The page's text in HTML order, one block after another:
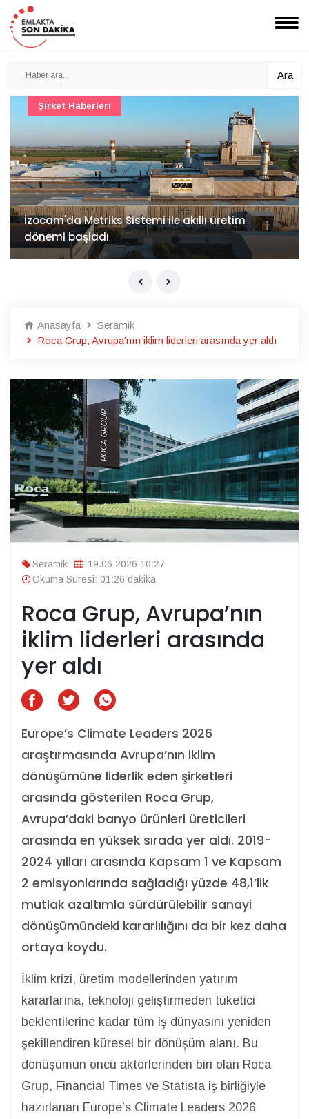
Ara
İzocam'da Metriks Sistemi ile akıllı üretim
dönemi başladı
Şirket Haberleri
Anasayfa
Seramik
Roca Grup, Avrupa’nın iklim liderleri arasında yer aldı
Seramik
19.06.2026 10:27
Okuma Süresi: 01:26 dakika
Roca Grup, Avrupa’nın
iklim liderleri arasında
yer aldı
Europe’s Climate Leaders 2026
araştırmasında Avrupa’nın iklim
dönüşümüne liderlik eden şirketleri
arasında gösterilen Roca Grup,
Avrupa’daki banyo ürünleri üreticileri
arasında en yüksek sırada yer aldı. 2019-
2024 yılları arasında Kapsam 1 ve Kapsam
2 emisyonlarında sağladığı yüzde 48,1’lik
mutlak azaltımla sürdürülebilir sanayi
dönüşümündeki kararlılığını da bir kez daha
ortaya koydu.
İklim krizi, üretim modellerinden yatırım
kararlarına, teknoloji geliştirmeden tüketici
beklentilerine kadar tüm iş dünyasını yeniden
şekillendiren küresel bir dönüşüm alanı. Bu
dönüşümün öncü aktörlerinden biri olan Roca
Grup, Financial Times ve Statista iş birliğiyle
hazırlanan Europe’s Climate Leaders 2026